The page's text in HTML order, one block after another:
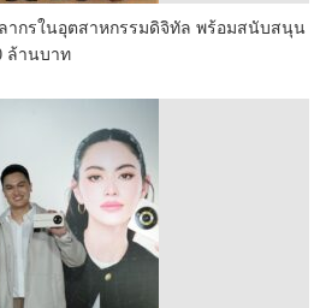
ลากรในอุตสาหกรรมดิจิทัล พร้อมสนับสนุน
ล้านบาท